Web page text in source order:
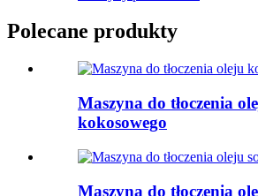
Polecane produkty
Maszyna do tłoczenia
kokosowego
Maszyna do tłoczenia